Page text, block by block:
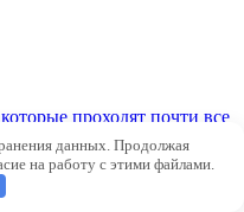
проходят почти все
или совсем не ждёшь.
данных. Продолжая
на работу с этими файлами.